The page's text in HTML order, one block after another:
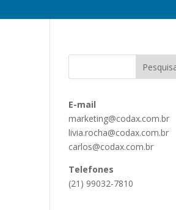
E-mail
marketing@codax.com.br
livia.rocha@codax.com.br
carlos@codax.com.br
Telefones
(21) 99032-7810